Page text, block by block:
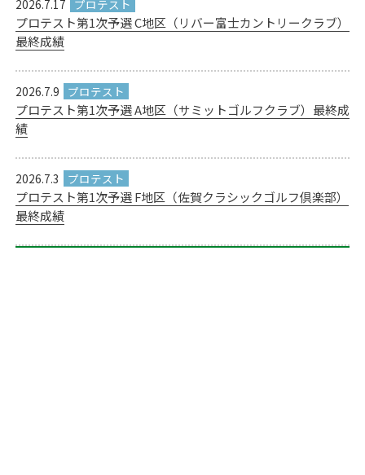
2026.7.17
プロテスト第1次予選 C地区（リバー富士カントリークラブ）
最終成績
2026.7.9
プロテスト第1次予選 A地区（サミットゴルフクラブ）最終成
績
2026.7.3
プロテスト第1次予選 F地区（佐賀クラシックゴルフ倶楽部）
最終成績